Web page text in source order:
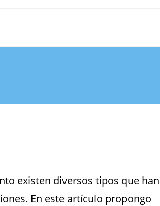
existen diversos tipos que han
En este artículo propongo